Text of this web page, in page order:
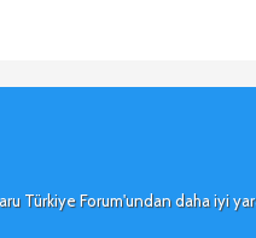
Türkiye Forum'undan daha iyi